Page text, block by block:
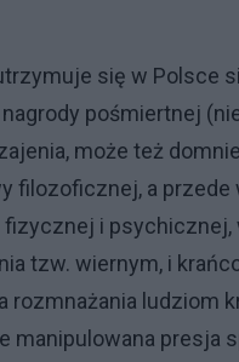
się w Polsce
nagrody pośmiertnej
może też
filozoficznej, a
i psychicznej,
tzw. wiernym, i
rozmnażania ludziom
manipulowana presja